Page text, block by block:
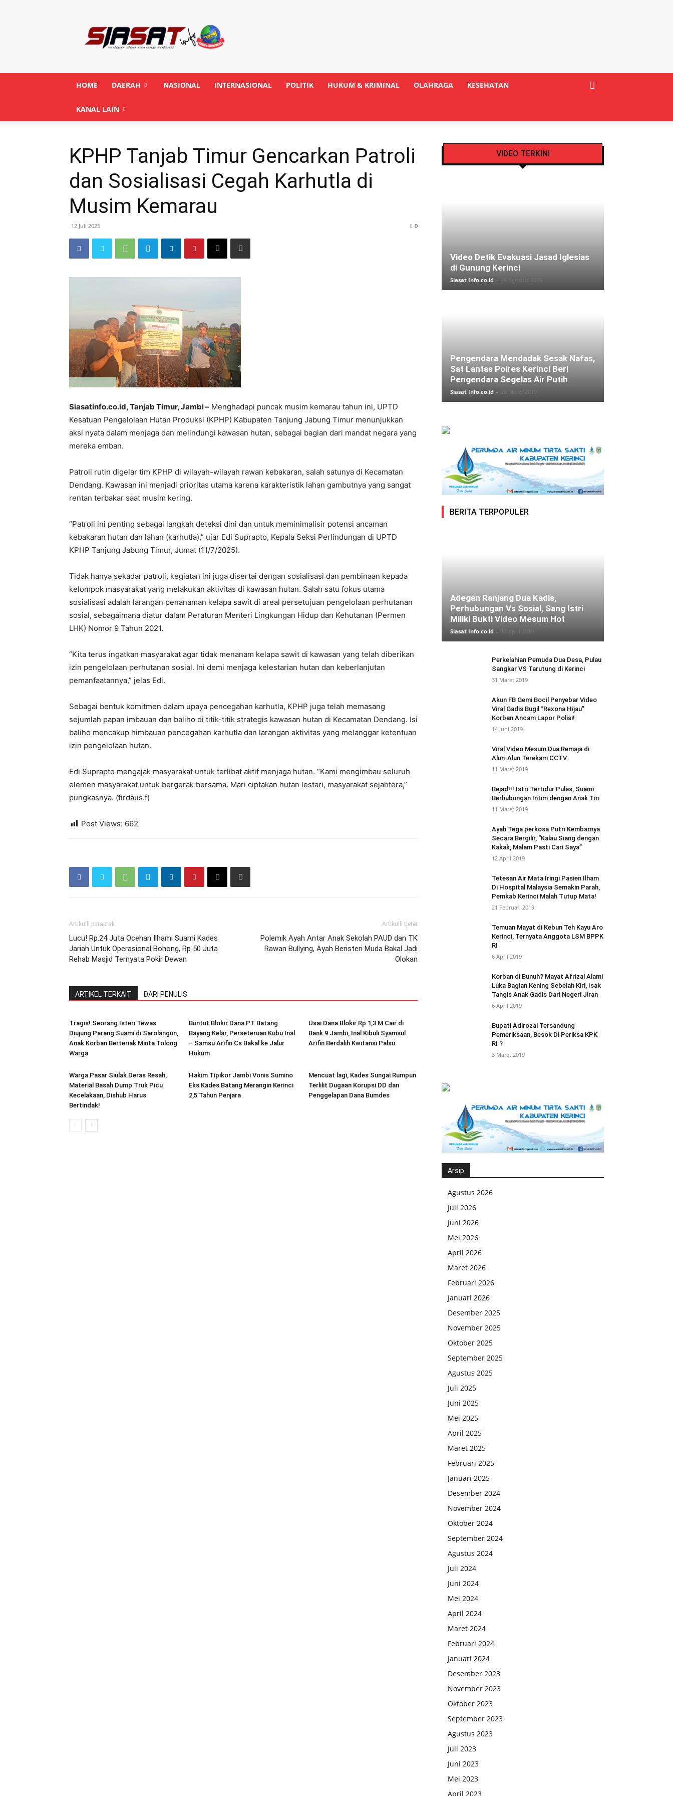
HOME DAERAH NASIONAL INTERNASIONAL POLITIK HUKUM & KRIMINAL OLAHRAGA KESEHATAN
KANAL LAIN
KPHP Tanjab Timur Gencarkan Patroli
dan Sosialisasi Cegah Karhutla di
Musim Kemarau
12 Juli 2025 0
Siasatinfo.co.id, Tanjab Timur, Jambi – Menghadapi puncak musim kemarau tahun ini, UPTD
Kesatuan Pengelolaan Hutan Produksi (KPHP) Kabupaten Tanjung Jabung Timur menunjukkan
aksi nyata dalam menjaga dan melindungi kawasan hutan, sebagai bagian dari mandat negara yang
mereka emban.
Patroli rutin digelar tim KPHP di wilayah-wilayah rawan kebakaran, salah satunya di Kecamatan
Dendang. Kawasan ini menjadi prioritas utama karena karakteristik lahan gambutnya yang sangat
rentan terbakar saat musim kering.
“Patroli ini penting sebagai langkah deteksi dini dan untuk meminimalisir potensi ancaman
kebakaran hutan dan lahan (karhutla),” ujar Edi Suprapto, Kepala Seksi Perlindungan di UPTD
KPHP Tanjung Jabung Timur, Jumat (11/7/2025).
Tidak hanya sekadar patroli, kegiatan ini juga disertai dengan sosialisasi dan pembinaan kepada
kelompok masyarakat yang melakukan aktivitas di kawasan hutan. Salah satu fokus utama
sosialisasi adalah larangan penanaman kelapa sawit di areal persetujuan pengelolaan perhutanan
sosial, sebagaimana diatur dalam Peraturan Menteri Lingkungan Hidup dan Kehutanan (Permen
LHK) Nomor 9 Tahun 2021.
“Kita terus ingatkan masyarakat agar tidak menanam kelapa sawit di kawasan yang telah diberikan
izin pengelolaan perhutanan sosial. Ini demi menjaga kelestarian hutan dan keberlanjutan
pemanfaatannya,” jelas Edi.
Sebagai bentuk komitmen dalam upaya pencegahan karhutla, KPHP juga telah memasang
sejumlah papan imbauan dan baliho di titik-titik strategis kawasan hutan di Kecamatan Dendang. Isi
baliho mencakup himbauan pencegahan karhutla dan larangan aktivitas yang melanggar ketentuan
izin pengelolaan hutan.
Edi Suprapto mengajak masyarakat untuk terlibat aktif menjaga hutan. “Kami mengimbau seluruh
elemen masyarakat untuk bergerak bersama. Mari ciptakan hutan lestari, masyarakat sejahtera,”
pungkasnya. (firdaus.f)
Post Views: 662
Artikulli paraprak
Lucu! Rp.24 Juta Ocehan Ilhami Suami Kades
Jariah Untuk Operasional Bohong, Rp 50 Juta
Rehab Masjid Ternyata Pokir Dewan
Artikulli tjetër
Polemik Ayah Antar Anak Sekolah PAUD dan TK
Rawan Bullying, Ayah Beristeri Muda Bakal Jadi
Olokan
ARTIKEL TERKAIT DARI PENULIS
Tragis! Seorang Isteri Tewas
Diujung Parang Suami di Sarolangun,
Anak Korban Berteriak Minta Tolong
Warga
Buntut Blokir Dana PT Batang
Bayang Kelar, Perseteruan Kubu Inal
– Samsu Arifin Cs Bakal ke Jalur
Hukum
Usai Dana Blokir Rp 1,3 M Cair di
Bank 9 Jambi, Inal Kibuli Syamsul
Arifin Berdalih Kwitansi Palsu
Warga Pasar Siulak Deras Resah,
Material Basah Dump Truk Picu
Kecelakaan, Dishub Harus
Bertindak!
Hakim Tipikor Jambi Vonis Sumino
Eks Kades Batang Merangin Kerinci
2,5 Tahun Penjara
Mencuat lagi, Kades Sungai Rumpun
Terlilit Dugaan Korupsi DD dan
Penggelapan Dana Bumdes
VIDEO TERKINI
Video Detik Evakuasi Jasad Iglesias
di Gunung Kerinci
Siasat Info.co.id -
Pengendara Mendadak Sesak Nafas,
Sat Lantas Polres Kerinci Beri
Pengendara Segelas Air Putih
Siasat Info.co.id -
BERITA TERPOPULER
Adegan Ranjang Dua Kadis,
Perhubungan Vs Sosial, Sang Istri
Miliki Bukti Video Mesum Hot
Siasat Info.co.id -
Perkelahian Pemuda Dua Desa, Pulau
Sangkar VS Tarutung di Kerinci
31 Maret 2019
Akun FB Gemi Bocil Penyebar Video
Viral Gadis Bugil “Rexona Hijau”
Korban Ancam Lapor Polisi!
14 Juni 2019
Viral Video Mesum Dua Remaja di
Alun-Alun Terekam CCTV
11 Maret 2019
Bejad!!! Istri Tertidur Pulas, Suami
Berhubungan Intim dengan Anak Tiri
11 Maret 2019
Ayah Tega perkosa Putri Kembarnya
Secara Bergilir, “Kalau Siang dengan
Kakak, Malam Pasti Cari Saya”
12 April 2019
Tetesan Air Mata Iringi Pasien Ilham
Di Hospital Malaysia Semakin Parah,
Pemkab Kerinci Malah Tutup Mata!
21 Februari 2019
Temuan Mayat di Kebun Teh Kayu Aro
Kerinci, Ternyata Anggota LSM BPPK
RI
6 April 2019
Korban di Bunuh? Mayat Afrizal Alami
Luka Bagian Kening Sebelah Kiri, Isak
Tangis Anak Gadis Dari Negeri Jiran
6 April 2019
Bupati Adirozal Tersandung
Pemeriksaan, Besok Di Periksa KPK
RI ?
3 Maret 2019
Arsip
Agustus 2026
Juli 2026
Juni 2026
Mei 2026
April 2026
Maret 2026
Februari 2026
Januari 2026
Desember 2025
November 2025
Oktober 2025
September 2025
Agustus 2025
Juli 2025
Juni 2025
Mei 2025
April 2025
Maret 2025
Februari 2025
Januari 2025
Desember 2024
November 2024
Oktober 2024
September 2024
Agustus 2024
Juli 2024
Juni 2024
Mei 2024
April 2024
Maret 2024
Februari 2024
Januari 2024
Desember 2023
November 2023
Oktober 2023
September 2023
Agustus 2023
Juli 2023
Juni 2023
Mei 2023
April 2023